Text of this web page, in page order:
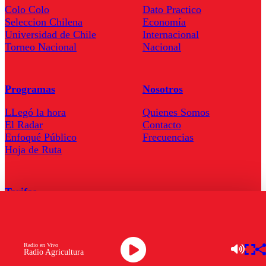
Radio Agricultura
Radio en Vivo
Colo Colo
Seleccion Chilena
Universidad de Chile
Torneo Nacional
Dato Practico
Economía
Internacional
Nacional
Programas
LLegó la hora
El Radar
Enfoqué Público
Hoja de Ruta
Nosotros
Quienes Somos
Contacto
Frecuencias
Tarifas